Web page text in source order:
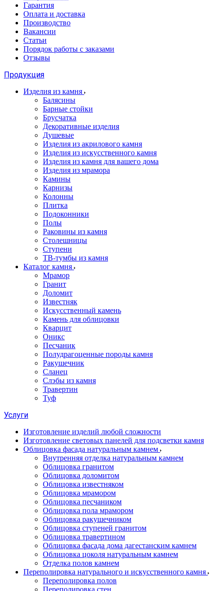
Гарантия
Оплата и доставка
Производство
Вакансии
Статьи
Порядок работы с заказами
Отзывы
Продукция
Изделия из камня
Балясины
Барные стойки
Брусчатка
Декоративные изделия
Душевые
Изделия из акрилового камня
Изделия из искусственного камня
Изделия из камня для вашего дома
Изделия из мрамора
Камины
Карнизы
Колонны
Плитка
Подоконники
Полы
Раковины из камня
Столешницы
Ступени
ТВ-тумбы из камня
Каталог камня
Мрамор
Гранит
Доломит
Известняк
Искусственный камень
Камень для облицовки
Кварцит
Оникс
Песчаник
Полудрагоценные породы камня
Ракушечник
Сланец
Слэбы из камня
Травертин
Туф
Услуги
Изготовление изделий любой сложности
Изготовление световых панелей для подсветки камня
Облицовка фасада натуральным камнем
Внутренняя отделка натуральным камнем
Облицовка гранитом
Облицовка доломитом
Облицовка известняком
Облицовка мрамором
Облицовка песчаником
Облицовка пола мрамором
Облицовка ракушечником
Облицовка ступеней гранитом
Облицовка травертином
Облицовка фасада дома дагестанским камнем
Облицовка цоколя натуральным камнем
Отделка полов камнем
Переполировка натурального и искусственного камня
Переполировка полов
Переполировка стен